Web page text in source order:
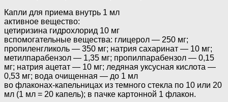
Капли для приема внутрь 1 мл
активное вещество:
цетиризина гидрохлорид 10 мг
вспомогательные вещества: глицерол — 250 мг;
пропиленгликоль — 350 мг; натрия сахаринат — 10 мг;
метилпарабензол — 1,35 мг; пропилпарабензол — 0,15
мг; натрия ацетат — 10 мг; ледяная уксусная кислота —
0,53 мг; вода очищенная — до 1 мл
во флаконах-капельницах из темного стекла по 10 или 20
мл (1 мл = 20 капель); в пачке картонной 1 флакон.